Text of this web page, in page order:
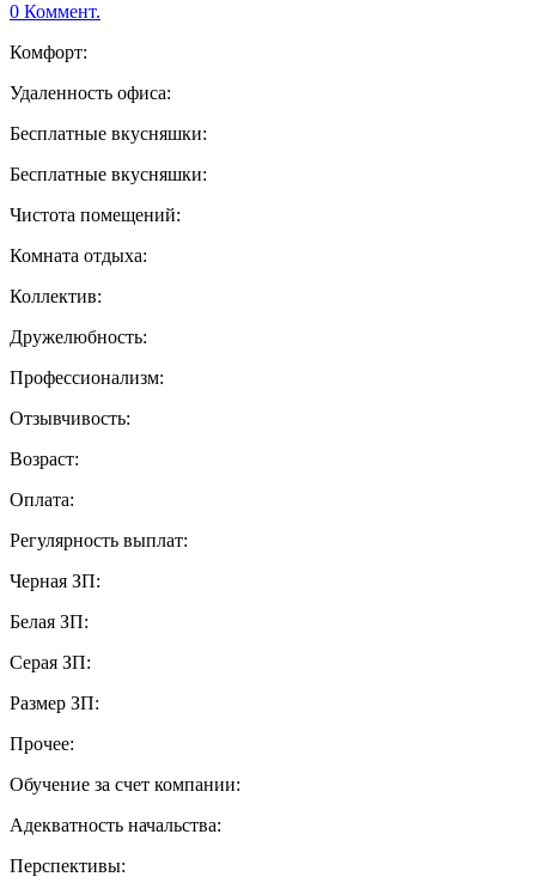
0 Коммент.
Комфорт:
Удаленность офиса:
Бесплатные вкусняшки:
Бесплатные вкусняшки:
Чистота помещений:
Комната отдыха:
Коллектив:
Дружелюбность:
Профессионализм:
Отзывчивость:
Возраст:
Оплата:
Регулярность выплат:
Черная ЗП:
Белая ЗП:
Серая ЗП:
Размер ЗП:
Прочее:
Обучение за счет компании:
Адекватность начальства:
Перспективы: